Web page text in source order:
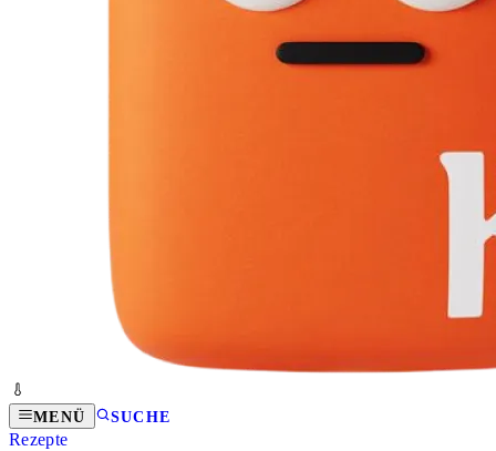
MENÜ SUCHE
Rezepte